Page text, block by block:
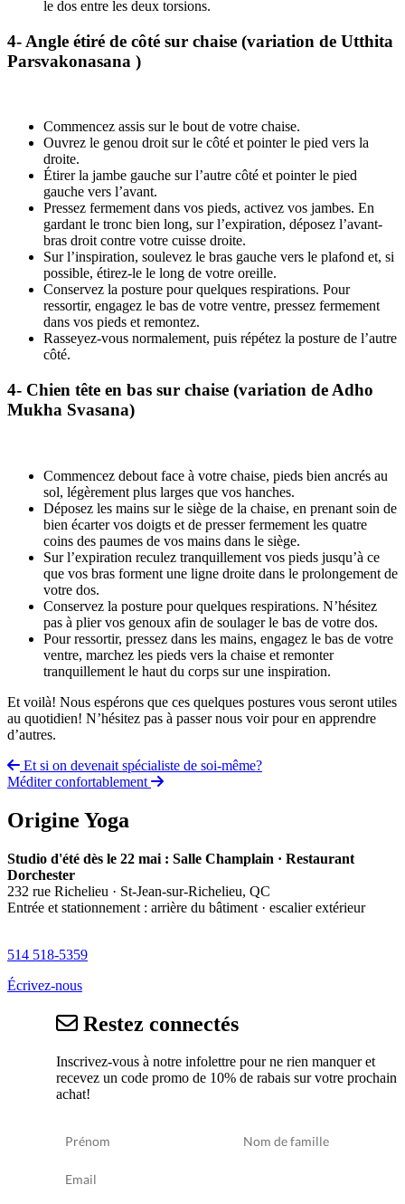
le dos entre les deux torsions.
4- Angle étiré de côté sur chaise (variation de Utthita
Parsvakonasana )
Commencez assis sur le bout de votre chaise.
Ouvrez le genou droit sur le côté et pointer le pied vers la
droite.
Étirer la jambe gauche sur l’autre côté et pointer le pied
gauche vers l’avant.
Pressez fermement dans vos pieds, activez vos jambes. En
gardant le tronc bien long, sur l’expiration, déposez l’avant-
bras droit contre votre cuisse droite.
Sur l’inspiration, soulevez le bras gauche vers le plafond et, si
possible, étirez-le le long de votre oreille.
Conservez la posture pour quelques respirations. Pour
ressortir, engagez le bas de votre ventre, pressez fermement
dans vos pieds et remontez.
Rasseyez-vous normalement, puis répétez la posture de l’autre
côté.
4- Chien tête en bas sur chaise (variation de Adho
Mukha Svasana)
Commencez debout face à votre chaise, pieds bien ancrés au
sol, légèrement plus larges que vos hanches.
Déposez les mains sur le siège de la chaise, en prenant soin de
bien écarter vos doigts et de presser fermement les quatre
coins des paumes de vos mains dans le siège.
Sur l’expiration reculez tranquillement vos pieds jusqu’à ce
que vos bras forment une ligne droite dans le prolongement de
votre dos.
Conservez la posture pour quelques respirations. N’hésitez
pas à plier vos genoux afin de soulager le bas de votre dos.
Pour ressortir, pressez dans les mains, engagez le bas de votre
ventre, marchez les pieds vers la chaise et remonter
tranquillement le haut du corps sur une inspiration.
Et voilà! Nous espérons que ces quelques postures vous seront utiles
au quotidien! N’hésitez pas à passer nous voir pour en apprendre
d’autres.
Navigation
de
l’article
Et si on devenait spécialiste de soi-même?
Méditer confortablement
Origine Yoga
Studio d'été dès le 22 mai : Salle Champlain · Restaurant
Dorchester
232 rue Richelieu · St-Jean-sur-Richelieu, QC
Entrée et stationnement : arrière du bâtiment · escalier extérieur
514 518-5359
Écrivez-nous
Restez connectés
Inscrivez-vous à notre infolettre pour ne rien manquer et
recevez un code promo de 10% de rabais sur votre prochain
achat!